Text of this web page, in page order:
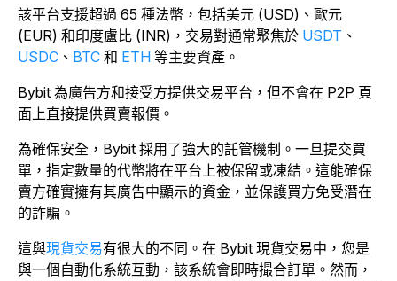
該平台支援超過 65 種法幣，包括美元 (USD)、歐元
(EUR) 和印度盧比 (INR)，交易對通常聚焦於 USDT 、
USDC 、 BTC 和 ETH 等主要資產。
Bybit 為廣告方和接受方提供交易平台，但不會在 P2P 頁
面上直接提供買賣報價。
為確保安全，Bybit 採用了強大的託管機制。一旦提交買
單，指定數量的代幣將在平台上被保留或凍結。這能確保
賣方確實擁有其廣告中顯示的資金，並保護買方免受潛在
的詐騙。
這與現貨交易有很大的不同。在 Bybit 現貨交易中，您是
與一個自動化系統互動，該系統會即時撮合訂單。然而，